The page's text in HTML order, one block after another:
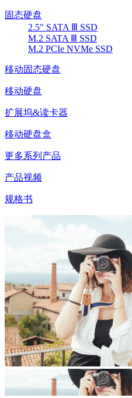
固态硬盘
2.5" SATA Ⅲ SSD
M.2 SATA Ⅲ SSD
M.2 PCIe NVMe SSD
移动固态硬盘
移动硬盘
扩展坞&读卡器
移动硬盘盒
更多系列产品
产品视频
规格书